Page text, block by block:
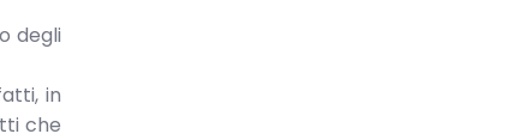
degli
in
che